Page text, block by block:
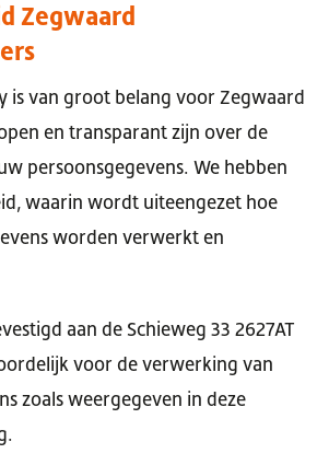
Zegwaard
is van groot belang voor Zegwaard
en transparant zijn over de
persoonsgegevens. We hebben
waarin wordt uiteengezet hoe
worden verwerkt en
aan de Schieweg 33 2627AT
voor de verwerking van
zoals weergegeven in deze